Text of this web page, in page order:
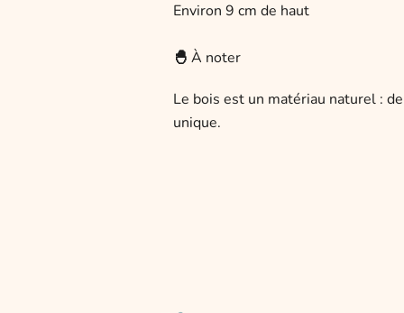
Environ 9 cm de haut
🐣 À noter
Le bois est un matériau naturel :
unique.